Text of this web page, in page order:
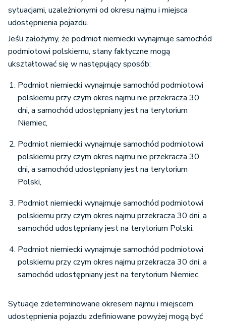
sytuacjami, uzależnionymi od okresu najmu i miejsca
udostępnienia pojazdu.
Jeśli założymy, że podmiot niemiecki wynajmuje samochód
podmiotowi polskiemu, stany faktyczne mogą
ukształtować się w następujący sposób:
Podmiot niemiecki wynajmuje samochód podmiotowi
polskiemu przy czym okres najmu nie przekracza 30
dni, a samochód udostępniany jest na terytorium
Niemiec,
Podmiot niemiecki wynajmuje samochód podmiotowi
polskiemu przy czym okres najmu nie przekracza 30
dni, a samochód udostępniany jest na terytorium
Polski,
Podmiot niemiecki wynajmuje samochód podmiotowi
polskiemu przy czym okres najmu przekracza 30 dni, a
samochód udostępniany jest na terytorium Polski.
Podmiot niemiecki wynajmuje samochód podmiotowi
polskiemu przy czym okres najmu przekracza 30 dni, a
samochód udostępniany jest na terytorium Niemiec,
Sytuacje zdeterminowane okresem najmu i miejscem
udostępnienia pojazdu zdefiniowane powyżej mogą być